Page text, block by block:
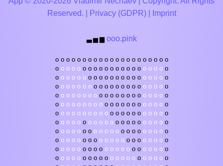
Reserved. |
Privacy (GDPR)| Imprint
▃ ▅ ▆ ooo.pink
o o o o o o o o o o o o o o o o o o o o o
o o o o o o o o o o o o o o o o o o o o o
o o o o o o o o o o o o o o o o o o o o o
o o o o o o o o o o o o o o o o o o o o o
o o o o o o o o o o o o o o o o o o o o o
o o o o o o o o o o o o o o o o o o o o o
o o o o o o o o o o o o o o o o o o o o o
o o o o o o o o o o o o o o o o o o o o o
o o o o o o o o o o o o o o o o o o o o o
o o o o o o o o o o o o o o o o o o o o o
o o o o o o o o o o o o o o o o o o o o o
o o o o o o o o o o o o o o o o o o o o o